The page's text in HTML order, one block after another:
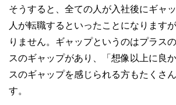
そうすると、全ての人が入社後にギャ
人が転職するといったことになります
りません。ギャップというのはプラス
スのギャップがあり、「想像以上に良
スのギャップを感じられる方もたくさ
す。